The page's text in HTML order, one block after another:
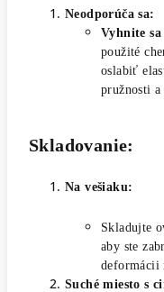
Neodporúča sa:
Vyhnite
použité
oslabiť
pružnosti a
Skladovanie:
Na vešiaku:
Skladujte
aby ste
deformácii
Suché miesto s